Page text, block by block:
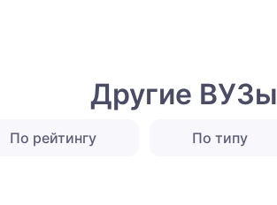
Другие ВУЗы
По рейтингу По типу